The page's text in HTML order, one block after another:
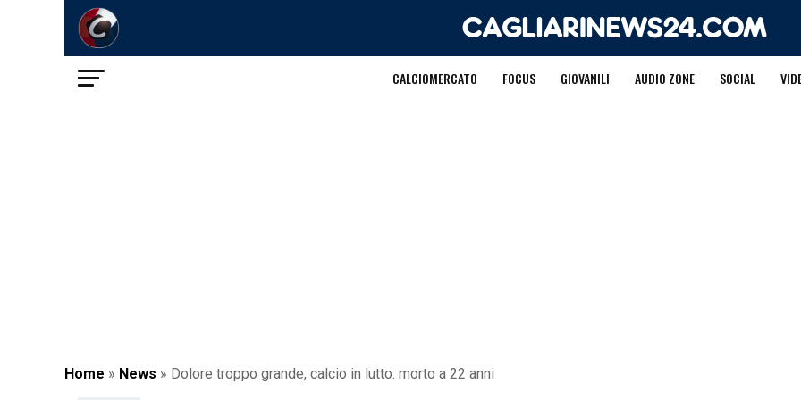
CALCIOMERCATO FOCUS GIOVANILI AUDIO ZONE SOCIAL
Home » News » Dolore troppo grande, calcio in lutto: morto a 22 anni